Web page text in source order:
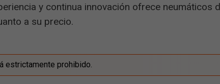
y continua innovación ofrece neumáticos
a su precio.
estrictamente prohibido.